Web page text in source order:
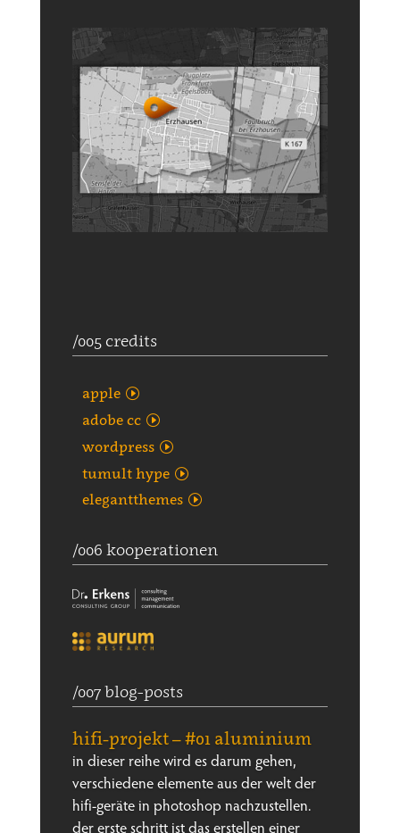
/005 credits
apple
adobe cc
wordpress
tumult hype
elegantthemes
/006 kooperationen
/007 blog-posts
hifi-projekt – #01 aluminium
in dieser reihe wird es darum gehen,
verschiedene elemente aus der welt der
hifi-geräte in photoshop nachzustellen.
der erste schritt ist das erstellen einer